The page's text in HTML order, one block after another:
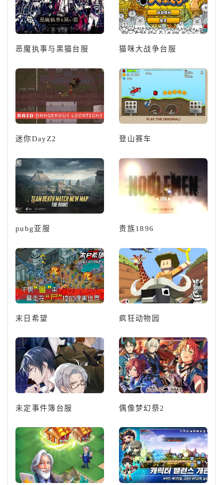
恶魔执事与黑猫台服 猫咪大战争台服
迷你DayZ2 登山赛车
pubg亚服 贵族1896
末日希望 疯狂动物园
未定事件簿台服 偶像梦幻祭2